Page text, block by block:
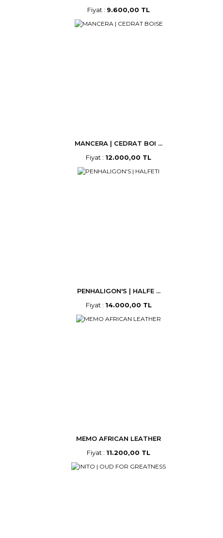
Fiyat : 9.600,00 TL
MANCERA | CEDRAT BOI ...
Fiyat : 12.000,00 TL
PENHALIGON'S | HALFE ...
Fiyat : 14.000,00 TL
MEMO AFRICAN LEATHER
Fiyat : 11.200,00 TL